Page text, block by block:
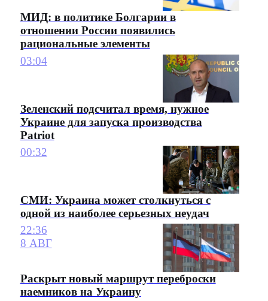
МИД: в политике Болгарии в
отношении России появились
рациональные элементы
03:04
Зеленский подсчитал время, нужное
Украине для запуска производства
Patriot
00:32
СМИ: Украина может столкнуться с
одной из наиболее серьезных неудач
22:36
8 АВГ
Раскрыт новый маршрут переброски
наемников на Украину